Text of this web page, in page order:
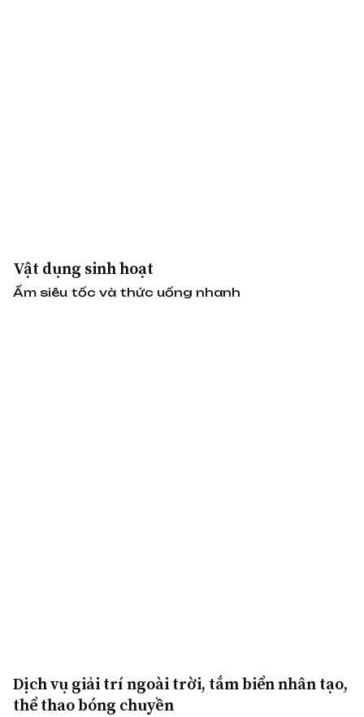
Vật dụng sinh hoạt
Ấm siêu tốc và thức uống nhanh
Dịch vụ giải trí ngoài trời, tắm biển nhân tạo,
thể thao bóng chuyền